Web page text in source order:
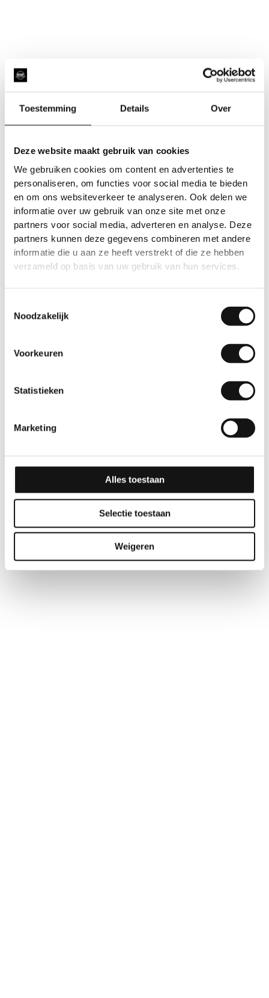
Toestemming Details Over
Deze website maakt gebruik van cookies
We gebruiken cookies om content en advertenties te
personaliseren, om functies voor social media te bieden
en om ons websiteverkeer te analyseren. Ook delen we
informatie over uw gebruik van onze site met onze
partners voor social media, adverteren en analyse. Deze
partners kunnen deze gegevens combineren met andere
informatie die u aan ze heeft verstrekt of die ze hebben
verzameld op basis van uw gebruik van hun services.
Noodzakelijk
Voorkeuren
Statistieken
Marketing
Alles toestaan
Selectie toestaan
Weigeren